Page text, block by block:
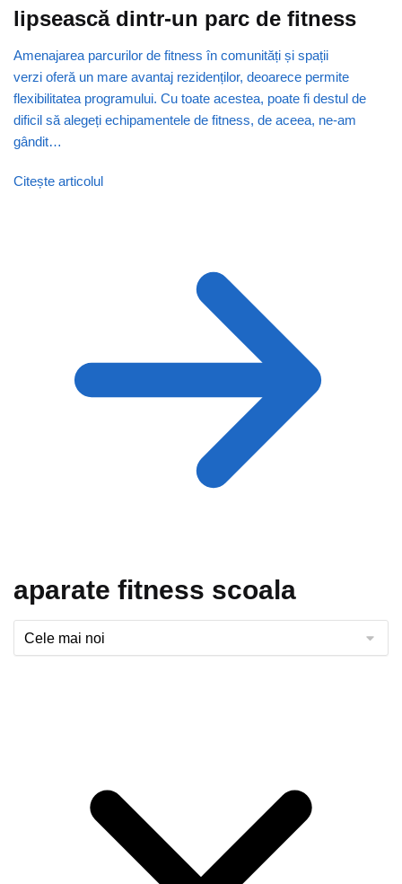
lipsească dintr-un parc de fitness
Amenajarea parcurilor de fitness în comunități și spații
verzi oferă un mare avantaj rezidenților, deoarece permite
flexibilitatea programului. Cu toate acestea, poate fi destul de
dificil să alegeți echipamentele de fitness, de aceea, ne-am
gândit…
Citește articolul
aparate fitness scoala
Ordonează